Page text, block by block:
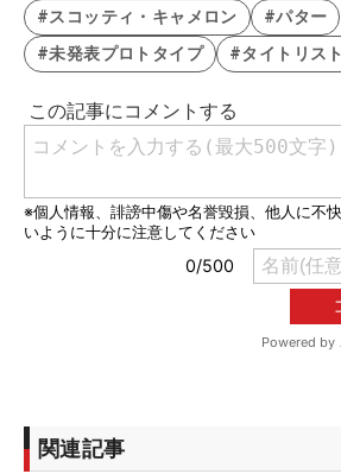
#スコッティ・キャメロン
#パター
#未発表プロトタイプ
#タイトリスト
関連記事